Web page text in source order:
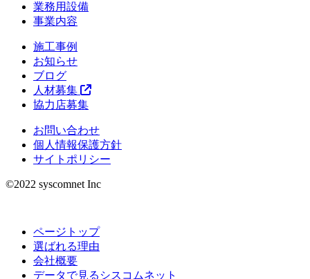
業務用設備
事業内容
施工事例
お知らせ
ブログ
人材募集
協力店募集
お問い合わせ
個人情報保護方針
サイトポリシー
©︎2022 syscomnet Inc
ページトップ
選ばれる理由
会社概要
データで見るシスコムネット